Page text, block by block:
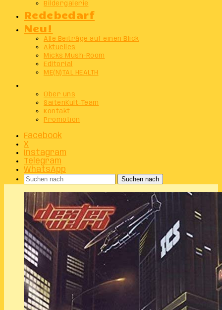
Bildergalerie
Redebedarf
Neu!
Alle Beiträge auf einen Blick
Aktuelles
Micks Mush-Room
Editorial
ME(N)TAL HEALTH
Über uns
SaitenKult-Team
Kontakt
Promotion
Facebook
X
Instagram
Telegram
WhatsApp
Suchen nach